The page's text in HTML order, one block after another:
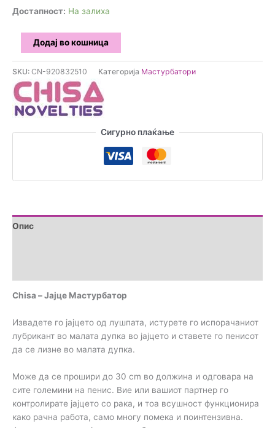
Достапност: На залиха
CHISA
Мастурбатор
количина
Додај во кошница
SKU: CN-920832510 Категорија Мастурбатори
Сигурно плаќање
Опис
Chisa – Јајце Мастурбатор
Извадете го јајцето од лушпата, истурете го испорачаниот
лубрикант во малата дупка во јајцето и ставете го пенисот
да се лизне во малата дупка.
Може да се прошири до 30 cm во должина и одговара на
сите големини на пенис. Вие или вашиот партнер го
контролирате јајцето со рака, и тоа всушност функционира
како рачна работа, само многу помека и поинтензивна.